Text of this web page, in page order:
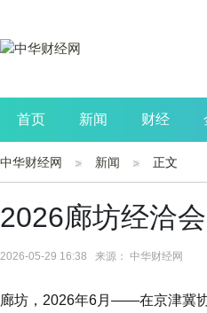
首页 新闻 财经
公司 生活 读书
中华财经网 新闻 正文
2026廊坊经洽
2026-05-29 16:38 来源： 中华财经网
廊坊，2026年6月——在京津冀